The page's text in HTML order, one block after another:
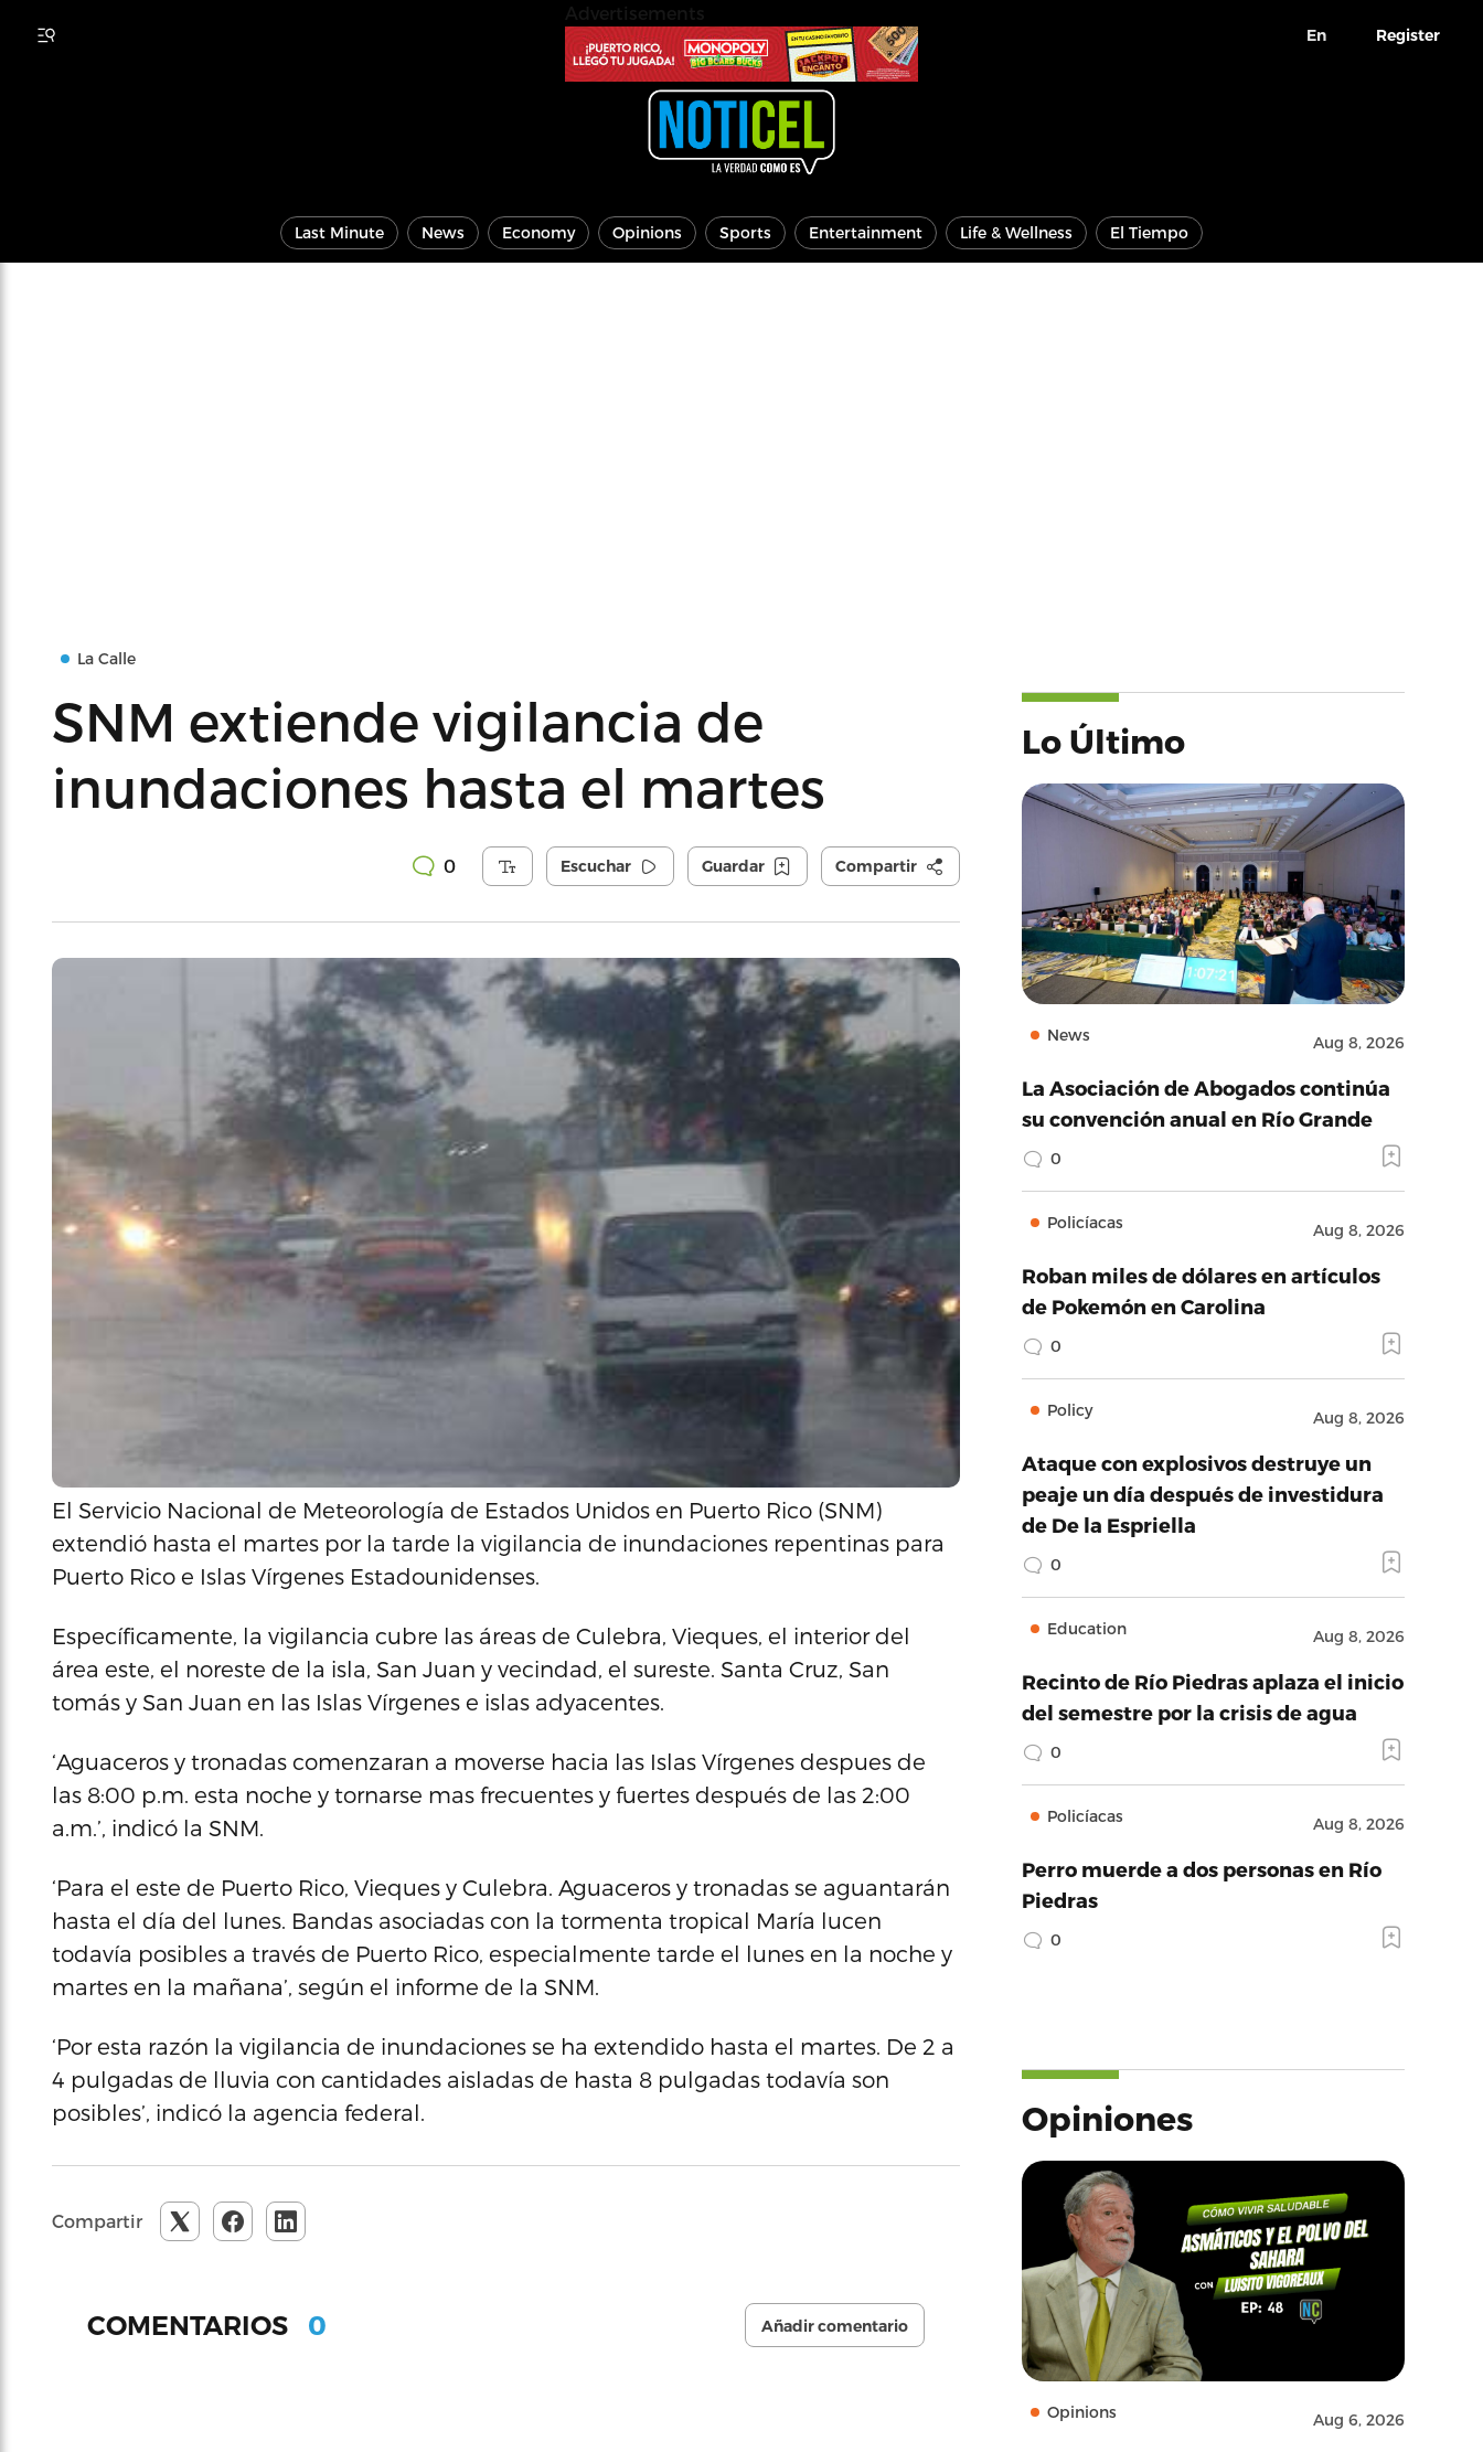
En Register
Last Minute News Economy Opinions Sports Entertainment Life & Wellness El Tiempo
La Calle
SNM extiende vigilancia de
inundaciones hasta el martes
0 Escuchar Guardar Compartir
El Servicio Nacional de Meteorología de Estados Unidos en Puerto Rico (SNM)
extendió hasta el martes por la tarde la vigilancia de inundaciones repentinas para
Puerto Rico e Islas Vírgenes Estadounidenses.
Específicamente, la vigilancia cubre las áreas de Culebra, Vieques, el interior del
área este, el noreste de la isla, San Juan y vecindad, el sureste. Santa Cruz, San
tomás y San Juan en las Islas Vírgenes e islas adyacentes.
‘Aguaceros y tronadas comenzaran a moverse hacia las Islas Vírgenes despues de
las 8:00 p.m. esta noche y tornarse mas frecuentes y fuertes después de las 2:00
a.m.’, indicó la SNM.
‘Para el este de Puerto Rico, Vieques y Culebra. Aguaceros y tronadas se aguantarán
hasta el día del lunes. Bandas asociadas con la tormenta tropical María lucen
todavía posibles a través de Puerto Rico, especialmente tarde el lunes en la noche y
martes en la mañana’, según el informe de la SNM.
‘Por esta razón la vigilancia de inundaciones se ha extendido hasta el martes. De 2 a
4 pulgadas de lluvia con cantidades aisladas de hasta 8 pulgadas todavía son
posibles’, indicó la agencia federal.
Compartir
COMENTARIOS 0 Añadir comentario
Lo Último
News Aug 8, 2026
La Asociación de Abogados continúa
su convención anual en Río Grande
0
Policíacas Aug 8, 2026
Roban miles de dólares en artículos
de Pokemón en Carolina
0
Policy Aug 8, 2026
Ataque con explosivos destruye un
peaje un día después de investidura
de De la Espriella
0
Education Aug 8, 2026
Recinto de Río Piedras aplaza el inicio
del semestre por la crisis de agua
0
Policíacas Aug 8, 2026
Perro muerde a dos personas en Río
Piedras
0
Opiniones
Opinions Aug 6, 2026